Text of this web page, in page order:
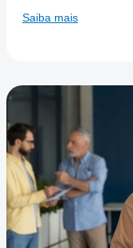
Saiba mais